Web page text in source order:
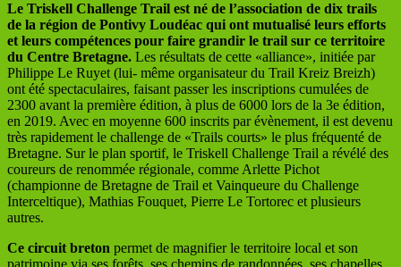
Le Triskell Challenge Trail est né de l’association de dix trails
de la région de Pontivy Loudéac qui ont mutualisé leurs efforts
et leurs compétences pour faire grandir le trail sur ce territoire
du Centre Bretagne. Les résultats de cette «alliance», initiée par
Philippe Le Ruyet (lui- même organisateur du Trail Kreiz Breizh)
ont été spectaculaires, faisant passer les inscriptions cumulées de
2300 avant la première édition, à plus de 6000 lors de la 3e édition,
en 2019. Avec en moyenne 600 inscrits par évènement, il est devenu
très rapidement le challenge de «Trails courts» le plus fréquenté de
Bretagne. Sur le plan sportif, le Triskell Challenge Trail a révélé des
coureurs de renommée régionale, comme Arlette Pichot
(championne de Bretagne de Trail et Vainqueure du Challenge
Interceltique), Mathias Fouquet, Pierre Le Tortorec et plusieurs
autres.
Ce circuit breton permet de magnifier le territoire local et son